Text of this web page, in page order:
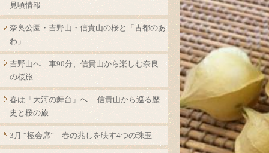
見頃情報
奈良公園・吉野山・信貴山の桜と「古都のあ
わ」
吉野山へ 車90分、信貴山から楽しむ奈良
の桜旅
春は「大河の舞台」へ 信貴山から巡る歴
史と桜の旅
3月 “極会席” 春の兆しを映す4つの珠玉